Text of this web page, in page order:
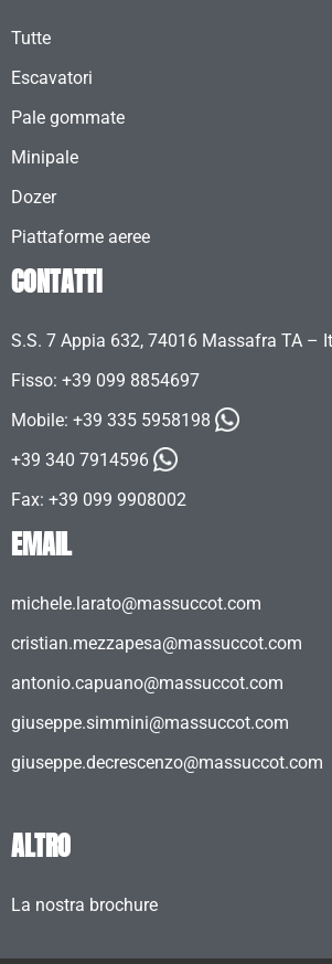
Tutte
Escavatori
Pale gommate
Minipale
Dozer
Piattaforme aeree
CONTATTI
S.S. 7 Appia 632, 74016 Massafra TA –
Fisso: +39 099 8854697
Mobile: +39 335 5958198
+39 340 7914596
Fax: +39 099 9908002
EMAIL
michele.larato@massuccot.com
cristian.mezzapesa@massuccot.com
antonio.capuano@massuccot.com
giuseppe.simmini@massuccot.com
giuseppe.decrescenzo@massuccot.com
ALTRO
La nostra brochure